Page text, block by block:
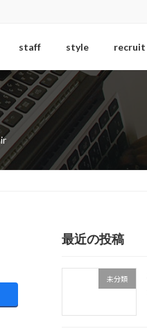
staff style recruit
最近の投稿
未分類